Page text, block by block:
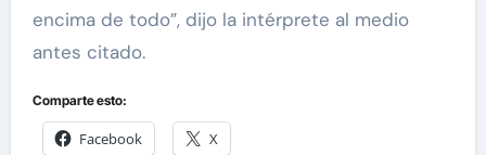
encima de todo”, dijo la intérprete al medio
antes citado.
Comparte esto:
Facebook X